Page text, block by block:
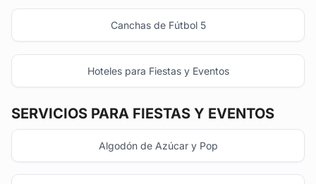
Canchas de Fútbol 5
Hoteles para Fiestas y Eventos
SERVICIOS PARA FIESTAS Y EVENTOS
Algodón de Azúcar y Pop